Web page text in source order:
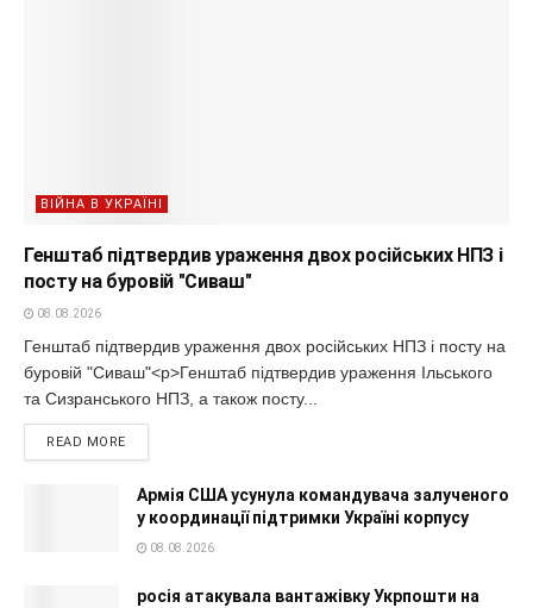
ВІЙНА В УКРАЇНІ
Генштаб підтвердив ураження двох російських НПЗ і
посту на буровій "Сиваш"
08.08.2026
Генштаб підтвердив ураження двох російських НПЗ і посту на
буровій "Сиваш"<p>Генштаб підтвердив ураження Ільського
та Сизранського НПЗ, а також посту...
READ MORE
Армія США усунула командувача залученого
у координації підтримки Україні корпусу
08.08.2026
росія атакувала вантажівку Укрпошти на